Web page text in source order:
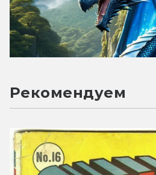
Рекомендуем